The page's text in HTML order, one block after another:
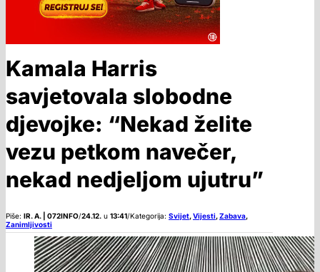
Kamala Harris
savjetovala slobodne
djevojke: “Nekad želite
vezu petkom navečer,
nekad nedjeljom ujutru”
Piše: IR. A. | 072INFO/24.12. u 13:41/Kategorija: Svijet,Vijesti,Zabava,
Zanimljivosti